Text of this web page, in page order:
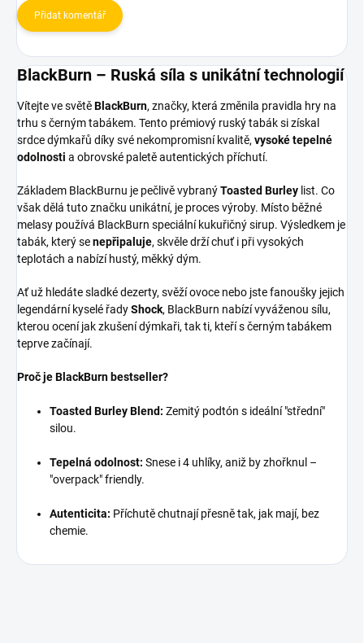
Přidat komentář
BlackBurn – Ruská síla s unikátní technologií
Vítejte ve světěBlackBurn, značky, která změnila pravidla hry na
trhu s černým tabákem. Tento prémiový ruský tabák si získal
srdce dýmkařů díky své nekompromisní kvalitě, vysoké tepelné
odolnosti a obrovské paletě autentických příchutí.
Základem BlackBurnu je pečlivě vybranýToasted Burley list. Co
však dělá tuto značku unikátní, je proces výroby. Místo běžné
melasy používá BlackBurn speciální kukuřičný sirup. Výsledkem je
tabák, který senepřipaluje, skvěle drží chuť i při vysokých
teplotách a nabízí hustý, měkký dým.
Ať už hledáte sladké dezerty, svěží ovoce nebo jste fanoušky jejich
legendární kyselé řadyShock, BlackBurn nabízí vyváženou sílu,
kterou ocení jak zkušení dýmkaři, tak ti, kteří s černým tabákem
teprve začínají.
Proč je BlackBurn bestseller?
Toasted Burley Blend: Zemitý podtón s ideální "střední"
silou.
Tepelná odolnost: Snese i 4 uhlíky, aniž by zhořknul –
"overpack" friendly.
Autenticita: Příchutě chutnají přesně tak, jak mají, bez
chemie.